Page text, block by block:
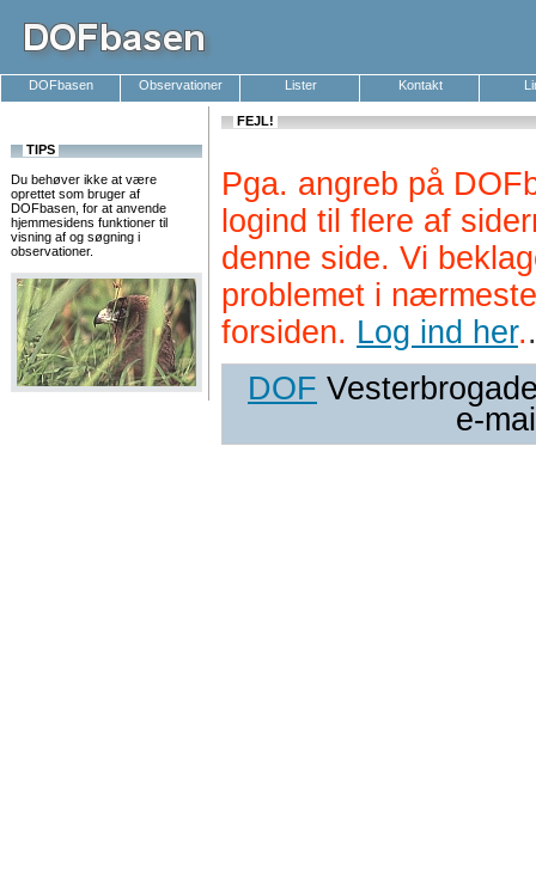
DOFbasen Observationer Lister Kontakt
TIPS
Du behøver ikke at være
oprettet som bruger af
DOFbasen, for at anvende
hjemmesidens funktioner til
visning af og søgning i
observationer.
FEJL!
Pga. angreb på
logind til flere af
denne side. Vi
problemet i
forsiden. Log ind her..
DOF
e-